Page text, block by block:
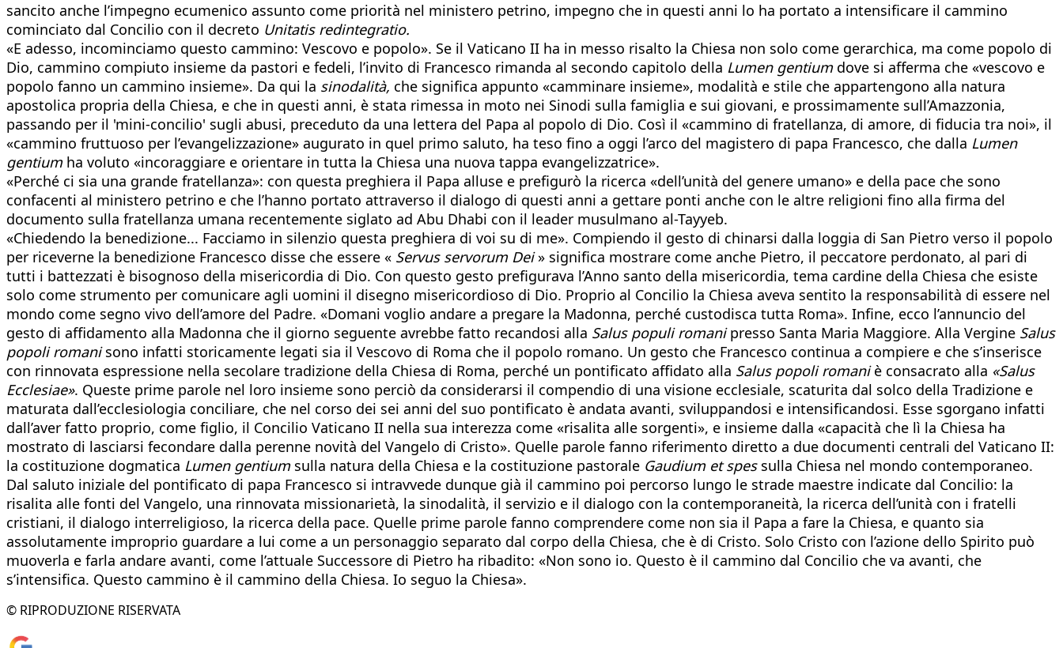
sancito anche l’impegno ecumenico assunto come priorità nel ministero petrino, impegno che in questi anni lo ha portato a intensificare il cammino
cominciato dal Concilio con il decreto Unitatis redintegratio.
«E adesso, incominciamo questo cammino: Vescovo e popolo». Se il Vaticano II ha in messo risalto la Chiesa non solo come gerarchica, ma come popolo di
Dio, cammino compiuto insieme da pastori e fedeli, l’invito di Francesco rimanda al secondo capitolo della Lumen gentiumdove si afferma che «vescovo e
popolo fanno un cammino insieme». Da qui la sinodalità, che significa appunto «camminare insieme», modalità e stile che appartengono alla natura
apostolica propria della Chiesa, e che in questi anni, è stata rimessa in moto nei Sinodi sulla famiglia e sui giovani, e prossimamente sull’Amazzonia,
passando per il 'mini-concilio' sugli abusi, preceduto da una lettera del Papa al popolo di Dio. Così il «cammino di fratellanza, di amore, di fiducia tra noi», il
«cammino fruttuoso per l’evangelizzazione» augurato in quel primo saluto, ha teso fino a oggi l’arco del magistero di papa Francesco, che dalla Lumen
gentiumha voluto «incoraggiare e orientare in tutta la Chiesa una nuova tappa evangelizzatrice».
«Perché ci sia una grande fratellanza»: con questa preghiera il Papa alluse e prefigurò la ricerca «dell’unità del genere umano» e della pace che sono
confacenti al ministero petrino e che l’hanno portato attraverso il dialogo di questi anni a gettare ponti anche con le altre religioni fino alla firma del
documento sulla fratellanza umana recentemente siglato ad Abu Dhabi con il leader musulmano al-Tayyeb.
«Chiedendo la benedizione... Facciamo in silenzio questa preghiera di voi su di me». Compiendo il gesto di chinarsi dalla loggia di San Pietro verso il popolo
per riceverne la benedizione Francesco disse che essere « Servus servorum Dei» significa mostrare come anche Pietro, il peccatore perdonato, al pari di
tutti i battezzati è bisognoso della misericordia di Dio. Con questo gesto prefigurava l’Anno santo della misericordia, tema cardine della Chiesa che esiste
solo come strumento per comunicare agli uomini il disegno misericordioso di Dio. Proprio al Concilio la Chiesa aveva sentito la responsabilità di essere nel
mondo come segno vivo dell’amore del Padre. «Domani voglio andare a pregare la Madonna, perché custodisca tutta Roma». Infine, ecco l’annuncio del
gesto di affidamento alla Madonna che il giorno seguente avrebbe fatto recandosi alla Salus populi romanipresso Santa Maria Maggiore. Alla Vergine Salus
popoli romanisono infatti storicamente legati sia il Vescovo di Roma che il popolo romano. Un gesto che Francesco continua a compiere e che s’inserisce
con rinnovata espressione nella secolare tradizione della Chiesa di Roma, perché un pontificato affidato alla Salus popoli romaniè consacrato alla «Salus
Ecclesiae». Queste prime parole nel loro insieme sono perciò da considerarsi il compendio di una visione ecclesiale, scaturita dal solco della Tradizione e
maturata dall’ecclesiologia conciliare, che nel corso dei sei anni del suo pontificato è andata avanti, sviluppandosi e intensificandosi. Esse sgorgano infatti
dall’aver fatto proprio, come figlio, il Concilio Vaticano II nella sua interezza come «risalita alle sorgenti», e insieme dalla «capacità che lì la Chiesa ha
mostrato di lasciarsi fecondare dalla perenne novità del Vangelo di Cristo». Quelle parole fanno riferimento diretto a due documenti centrali del Vaticano II:
la costituzione dogmatica Lumen gentiumsulla natura della Chiesa e la costituzione pastorale Gaudium et spessulla Chiesa nel mondo contemporaneo.
Dal saluto iniziale del pontificato di papa Francesco si intravvede dunque già il cammino poi percorso lungo le strade maestre indicate dal Concilio: la
risalita alle fonti del Vangelo, una rinnovata missionarietà, la sinodalità, il servizio e il dialogo con la contemporaneità, la ricerca dell’unità con i fratelli
cristiani, il dialogo interreligioso, la ricerca della pace. Quelle prime parole fanno comprendere come non sia il Papa a fare la Chiesa, e quanto sia
assolutamente improprio guardare a lui come a un personaggio separato dal corpo della Chiesa, che è di Cristo. Solo Cristo con l’azione dello Spirito può
muoverla e farla andare avanti, come l’attuale Successore di Pietro ha ribadito: «Non sono io. Questo è il cammino dal Concilio che va avanti, che
s’intensifica. Questo cammino è il cammino della Chiesa. Io seguo la Chiesa».
© RIPRODUZIONE RISERVATA